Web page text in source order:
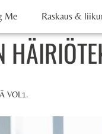
Me Raskaus &
VOL1.